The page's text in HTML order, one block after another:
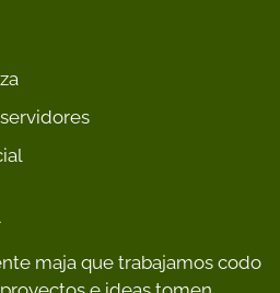
maja que trabajamos codo